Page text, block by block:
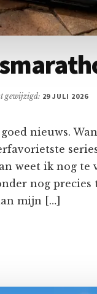
gewijzigd: 29 JULI 2026
nieuws.
weet ik nog te
nog precies
mijn […]